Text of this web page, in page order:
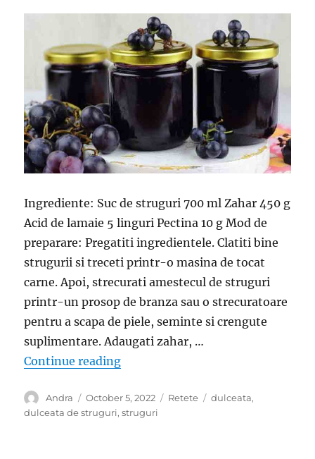
Ingrediente: Suc de struguri 700 ml Zahar 450 g
Acid de lamaie 5 linguri Pectina 10 g Mod de
preparare: Pregatiti ingredientele. Clatiti bine
strugurii si treceti printr-o masina de tocat
carne. Apoi, strecurati amestecul de struguri
printr-un prosop de branza sau o strecuratoare
pentru a scapa de piele, seminte si crengute
suplimentare. Adaugati zahar, …
Continue reading“Dulceata de struguri- Usor de
Author
Andra
Posted
on
October 5, 2022 Categories
Retete Tags
dulceata,
dulceata de struguri,struguri